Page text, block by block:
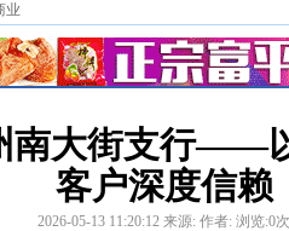
业
南大街支行——
客户深度信赖
2026-05-13 11:20:12 来源: 作者: 浏览:0